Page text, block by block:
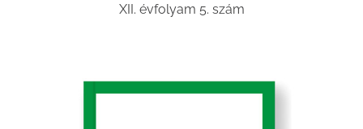
XII. évfolyam 5. szám